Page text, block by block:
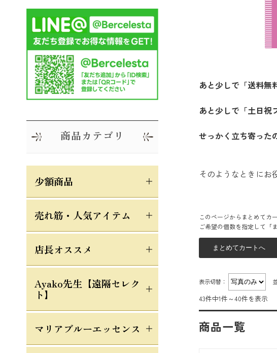
あと少しで「送料無
あと少しで「土日祝
せっかく立ち寄った
そのようなときにお
このページからまとめてカ
ご希望の個数を指定して「
表示切替：
43件中1件～40件を表示
商品一覧
商品カテゴリ
少額商品
売れ筋・人気アイテム
店長オススメ
Ayako先生【遠隔セレク
ト】
マリアブルーエッセンス